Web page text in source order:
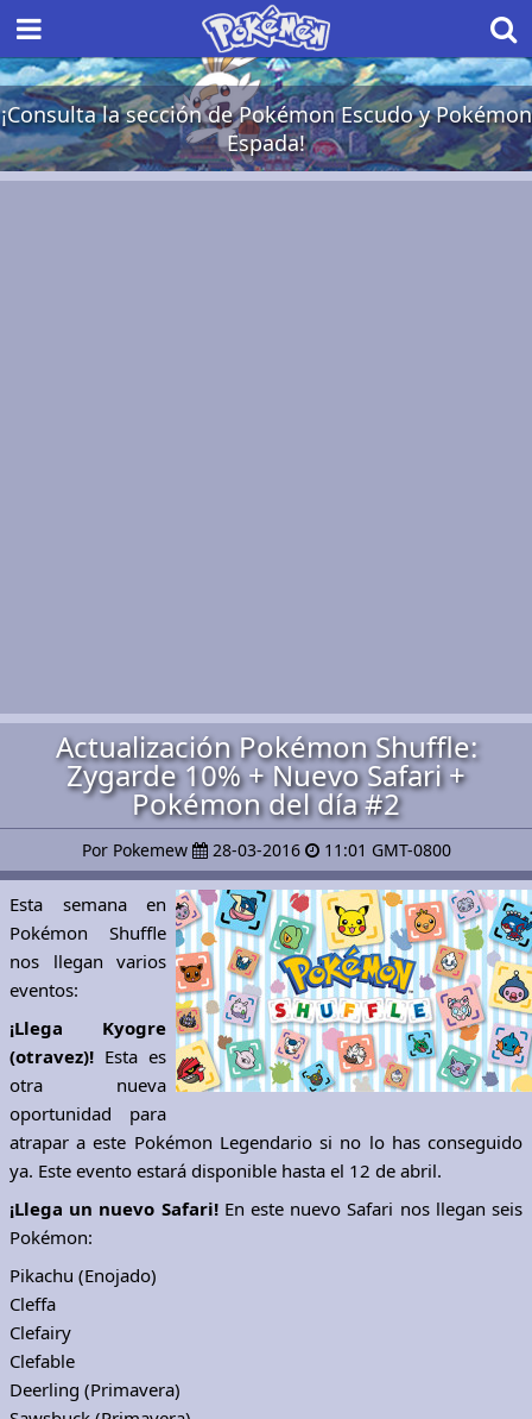
¡Consulta la sección de Pokémon Escudo y Pokémon
Espada!
Actualización Pokémon Shuffle:
Zygarde 10% + Nuevo Safari +
Pokémon del día #2
Por Pokemew 28-03-2016 11:01 GMT-0800
Esta semana en
Pokémon Shuffle
nos llegan varios
eventos:
¡Llega Kyogre
(otravez)! Esta es
otra nueva
oportunidad para
atrapar a este Pokémon Legendario si no lo has conseguido
ya. Este evento estará disponible hasta el 12 de abril.
¡Llega un nuevo Safari!En este nuevo Safari nos llegan seis
Pokémon:
Pikachu (Enojado)
Cleffa
Clefairy
Clefable
Deerling (Primavera)